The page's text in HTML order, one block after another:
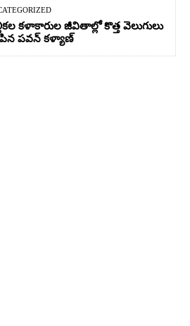
కళాకారుల జీవితాల్లో కొత్త వెలుగులు
పవన్ కళ్యాణ్